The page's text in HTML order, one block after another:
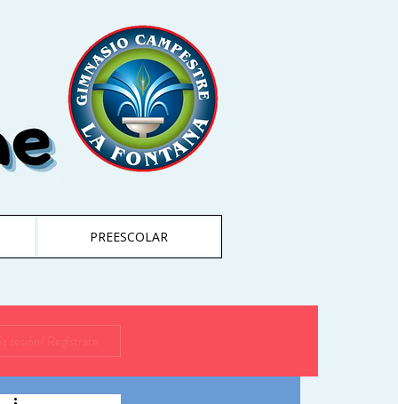
PREESCOLAR
sesión/ Regístrate